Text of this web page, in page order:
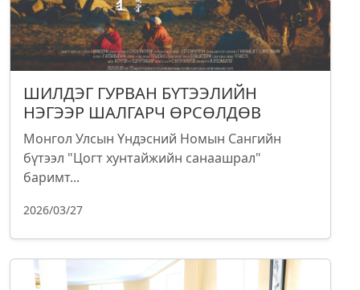
ШИЛДЭГ ГУРВАН БҮТЭЭЛИЙН
НЭГЭЭР ШАЛГАРЧ ӨРСӨЛДӨВ
Монгол Улсын Үндэсний Номын Сангийн
бүтээл "Цогт хунтайжийн санаашрал"
баримт...
2026/03/27